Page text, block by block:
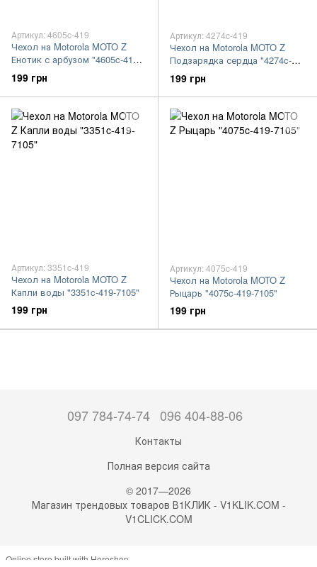
Артикул: 4605c-419
Чехол на Motorola MOTO Z
Енотик с арбузом "4605c-419-
7105"
199 грн
Артикул: 4274c-419
Чехол на Motorola MOTO Z
Подзарядка сердца "4274c-
419-7105"
199 грн
Артикул: 3351c-419
Чехол на Motorola MOTO Z
Капли воды "3351c-419-7105"
199 грн
Артикул: 4075c-419
Чехол на Motorola MOTO Z
Рыцарь "4075c-419-7105"
199 грн
097 784-74-74 096 404-88-06
Контакты
Полная версия сайта
© 2017—2026
Магазин трендовых товаров В1КЛИК - V1KLIK.COM -
V1CLICK.COM
Online store built with Horoshop